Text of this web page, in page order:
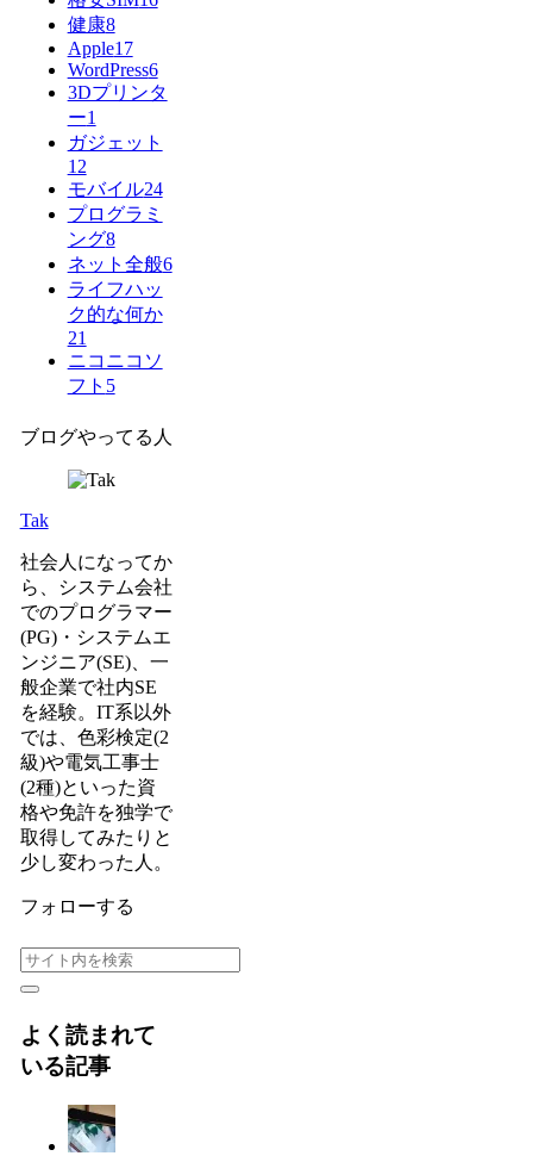
健康8
Apple17
WordPress6
3Dプリンタ
ー1
ガジェット
12
モバイル24
プログラミ
ング8
ネット全般6
ライフハッ
ク的な何か
21
ニコニコソ
フト 5
ブログやってる人
Tak
社会人になってか
ら、システム会社
でのプログラマー
(PG)・システムエ
ンジニア(SE)、一
般企業で社内SE
を経験。IT系以外
では、色彩検定(2
級)や電気工事士
(2種)といった資
格や免許を独学で
取得してみたりと
少し変わった人。
フォローする
よく読まれて
いる記事